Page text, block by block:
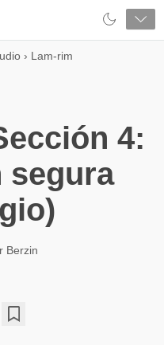
› Lam-rim
4:
segura
Berzin